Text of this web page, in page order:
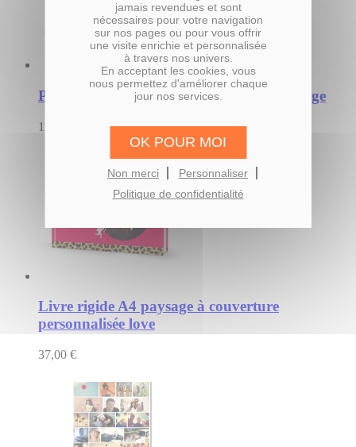
jamais revendues et sont
nécessaires pour votre navigation
sur nos pages ou pour vous offrir
une visite enrichie et personnalisée
à travers nos univers.
En acceptant les cookies, vous
nous permettez d'améliorer chaque
jour nos services.
OK POUR MOI
Non merci
Personnaliser
Politique de confidentialité
Poster photo 50x70cm "Mosaïque" Paysage
19,00 €
Livre rigide A4 paysage à couverture
personnalisée love
37,00 €